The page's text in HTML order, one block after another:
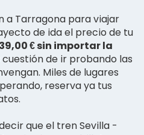
a Tarragona para viajar
de ida el precio de tu
39,00 € sin importar la
cuestión de ir probando las
Miles de lugares
reserva ya tus
que el tren Sevilla -